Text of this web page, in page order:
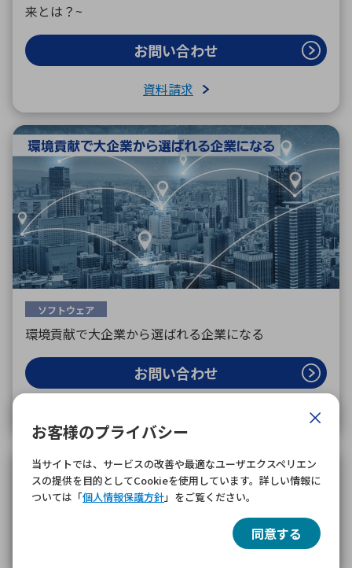
お客様のプライバシー
当サイトでは、サービスの改善や最適なユーザエクスペリエン
スの提供を目的としてCookieを使用しています。詳しい情報に
ついては「個人情報保護方針」をご覧ください。
同意する
来とは？~
お問い合わせ
資料請求
ソフトウェア
環境貢献で大企業から選ばれる企業になる
お問い合わせ